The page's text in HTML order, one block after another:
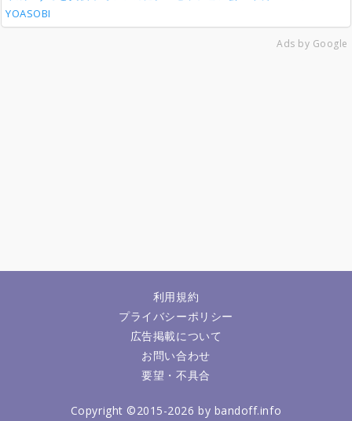
YOASOBI
Ads by Google
利用規約
プライバシーポリシー
広告掲載について
お問い合わせ
要望・不具合
Copyright ©2015-2026 by bandoff.info